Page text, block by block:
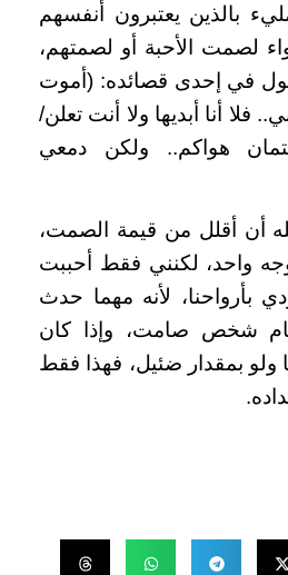
بالذين يعتبرون أنفسهم
لصمت الأحبة أو لصمتهم،
في إحدى قصائده: (أموت
فلا أنا أبديها ولا أنت تعلن/
هواكم.. ولكن دمعي
أن أقلل من قيمة الصمت،
واحد، لكنني فقط أحببت
بأرواحنا، لأنه مهما حدث
شخص صامت، وإذا كان
ولو بمقدار ضئيل، فهذا فقط